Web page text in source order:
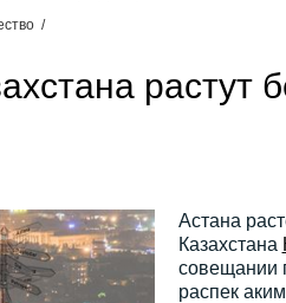
/
растут
Астана
Казахстана
совещании
распек